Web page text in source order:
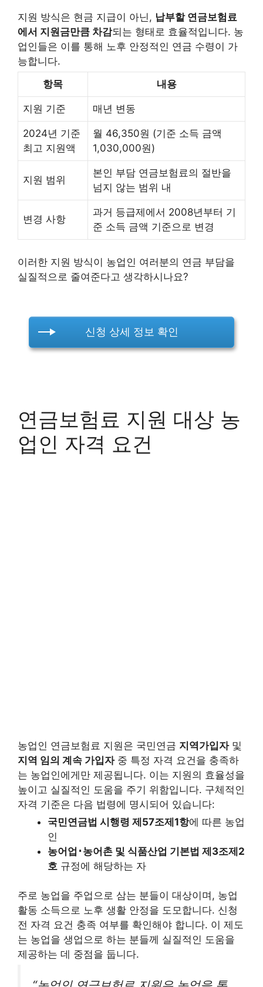
지원 방식은 현금 지급이 아닌, 납부할 연금보험료
에서 지원금만큼 차감되는 형태로 효율적입니다. 농
업인들은 이를 통해 노후 안정적인 연금 수령이 가
능합니다.
항목
내용
지원 기준 매년 변동
2024년 기준
최고 지원액
월 46,350원 (기준 소득 금액
1,030,000원)
지원 범위
본인 부담 연금보험료의 절반을
넘지 않는 범위 내
변경 사항
과거 등급제에서 2008년부터 기
준 소득 금액 기준으로 변경
이러한 지원 방식이 농업인 여러분의 연금 부담을
실질적으로 줄여준다고 생각하시나요?
신청 상세 정보 확인
연금보험료 지원 대상 농
업인 자격 요건
농업인 연금보험료 지원은 국민연금 지역가입자및
지역 임의 계속 가입자중 특정 자격 요건을 충족하
는 농업인에게만 제공됩니다. 이는 지원의 효율성을
높이고 실질적인 도움을 주기 위함입니다. 구체적인
자격 기준은 다음 법령에 명시되어 있습니다:
국민연금법 시행령 제57조제1항에 따른 농업
인
농어업･농어촌 및 식품산업 기본법 제3조제2
호 규정에 해당하는 자
주로 농업을 주업으로 삼는 분들이 대상이며, 농업
활동 소득으로 노후 생활 안정을 도모합니다. 신청
전 자격 요건 충족 여부를 확인해야 합니다. 이 제도
는 농업을 생업으로 하는 분들께 실질적인 도움을
제공하는 데 중점을 둡니다.